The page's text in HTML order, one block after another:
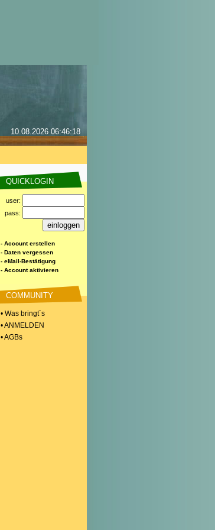
10.08.2026 06:46:18
QUICKLOGIN
user:
pass:
- Account erstellen
- Daten vergessen
- eMail-Bestätigung
- Account aktivieren
COMMUNITY
• Was bringt´s
• ANMELDEN
• AGBs